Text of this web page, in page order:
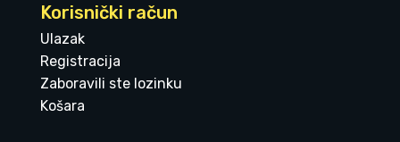
Korisnički račun
Ulazak
Registracija
Zaboravili ste lozinku
Košara